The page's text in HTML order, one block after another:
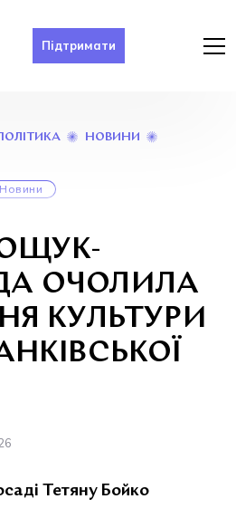
Підтримати
НОВИНИ
ОДА
Новини
ОЧОЛИЛА
КУЛЬТУРИ
Тетяну Бойко